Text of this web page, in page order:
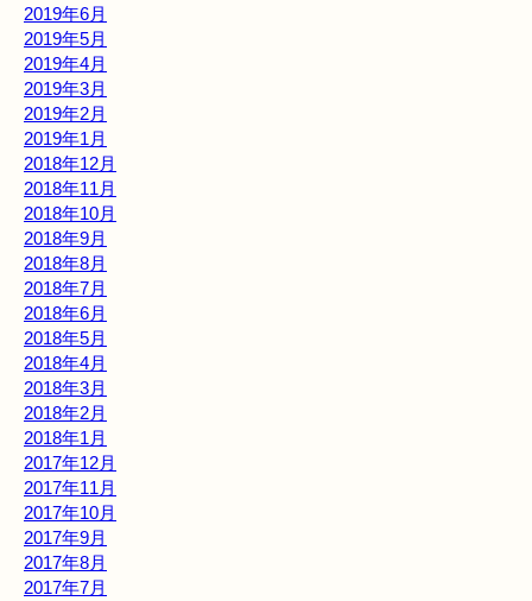
2019年6月
2019年5月
2019年4月
2019年3月
2019年2月
2019年1月
2018年12月
2018年11月
2018年10月
2018年9月
2018年8月
2018年7月
2018年6月
2018年5月
2018年4月
2018年3月
2018年2月
2018年1月
2017年12月
2017年11月
2017年10月
2017年9月
2017年8月
2017年7月